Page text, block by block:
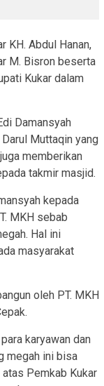
KH. Abdul Hanan,
M. Bisron beserta
Kukar dalam
Damansyah
Muttaqin yang
memberikan
takmir masjid.
kepada
MKH sebab
Hal ini
masyarakat
oleh PT. MKH
karyawan dan
megah ini bisa
Pemkab Kukar